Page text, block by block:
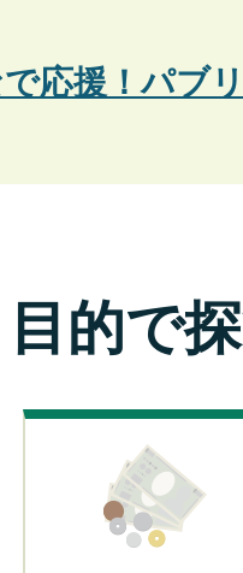
応援！パブ
目的で